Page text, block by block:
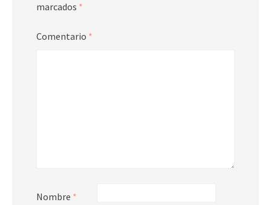
marcados *
Comentario *
Nombre *